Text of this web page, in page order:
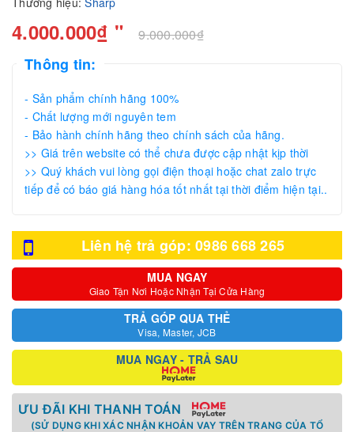
4.000.000₫ " 9.000.000₫
Thông tin:
- Sản phẩm chính hãng 100%
- Chất lượng mới nguyên tem
- Bảo hành chính hãng theo chính sách của hãng.
>> Giá trên website có thể chưa được cập nhật kịp thời
>> Quý khách vui lòng gọi điện thoại hoặc chat zalo trực
tiếp để có báo giá hàng hóa tốt nhất tại thời điểm hiện tại..
Liên hệ trả góp: 0986 668 265
MUA NGAY
Giao Tận Nơi Hoặc Nhận Tại Cửa Hàng
TRẢ GÓP QUA THẺ
Visa, Master, JCB
MUA NGAY - TRẢ SAU
ƯU ĐÃI KHI THANH TOÁN
(SỬ DỤNG KHI XÁC NHẬN KHOẢN VAY TRÊN TRANG CỦA TỔ